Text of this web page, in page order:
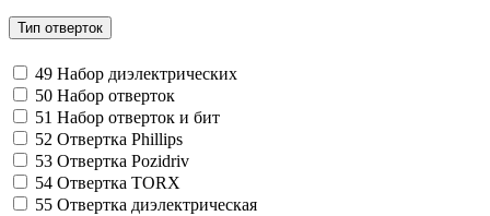
Тип отверток
49 Набор диэлектрических
50 Набор отверток
51 Набор отверток и бит
52 Отвертка Phillips
53 Отвертка Pozidriv
54 Отвертка TORX
55 Отвертка диэлектрическая